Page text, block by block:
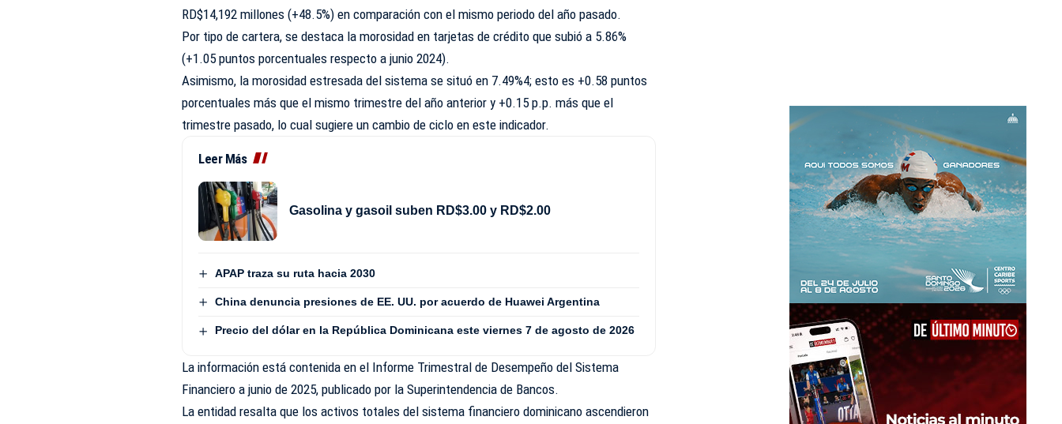
RD$14,192 millones (+48.5%) en comparación con el mismo periodo del año pasado.
Por tipo de cartera, se destaca la morosidad en tarjetas de crédito que subió a 5.86%
(+1.05 puntos porcentuales respecto a junio 2024).
Asimismo, la morosidad estresada del sistema se situó en 7.49%4; esto es +0.58 puntos
porcentuales más que el mismo trimestre del año anterior y +0.15 p.p. más que el
trimestre pasado, lo cual sugiere un cambio de ciclo en este indicador.
Leer Más
Gasolina y gasoil suben RD$3.00 y RD$2.00
APAP traza su ruta hacia 2030
China denuncia presiones de EE. UU. por acuerdo de Huawei Argentina
Precio del dólar en la República Dominicana este viernes 7 de agosto de 2026
La información está contenida en el Informe Trimestral de Desempeño del Sistema
Financiero a junio de 2025, publicado por la Superintendencia de Bancos.
La entidad resalta que los activos totales del sistema financiero dominicano ascendieron